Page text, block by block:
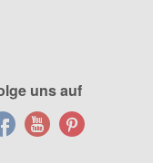
uns auf